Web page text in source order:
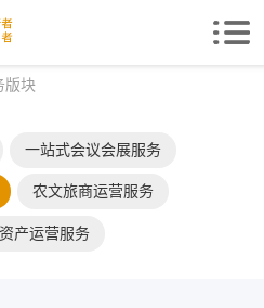
版块
一站式会议会展服务
农文旅商运营服务
产运营服务